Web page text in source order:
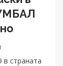
в страната